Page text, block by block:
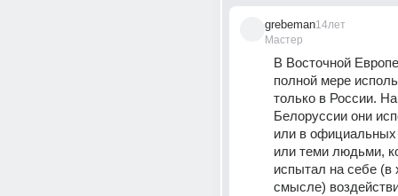
grebeman
Мастер
14лет
В Восточной
полной мере
только в России.
Белоруссии они
или в официальных
или теми людьми,
испытал на себе
смысле)